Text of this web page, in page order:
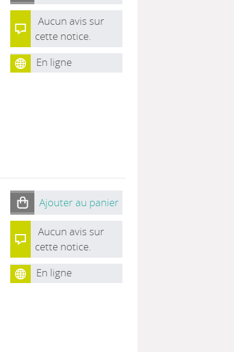
Aucun avis sur
cette notice.
En ligne
Ajouter au panier
Aucun avis sur
cette notice.
En ligne